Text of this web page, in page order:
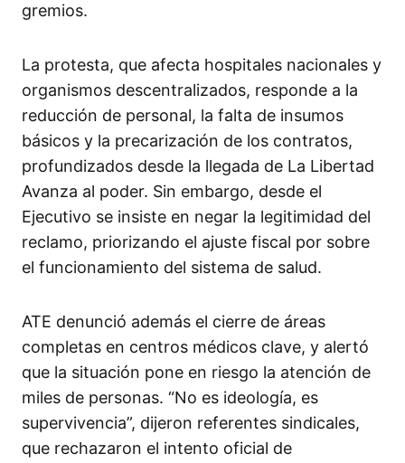
gremios.
La protesta, que afecta hospitales nacionales y
organismos descentralizados, responde a la
reducción de personal, la falta de insumos
básicos y la precarización de los contratos,
profundizados desde la llegada de La Libertad
Avanza al poder. Sin embargo, desde el
Ejecutivo se insiste en negar la legitimidad del
reclamo, priorizando el ajuste fiscal por sobre
el funcionamiento del sistema de salud.
ATE denunció además el cierre de áreas
completas en centros médicos clave, y alertó
que la situación pone en riesgo la atención de
miles de personas. “No es ideología, es
supervivencia”, dijeron referentes sindicales,
que rechazaron el intento oficial de